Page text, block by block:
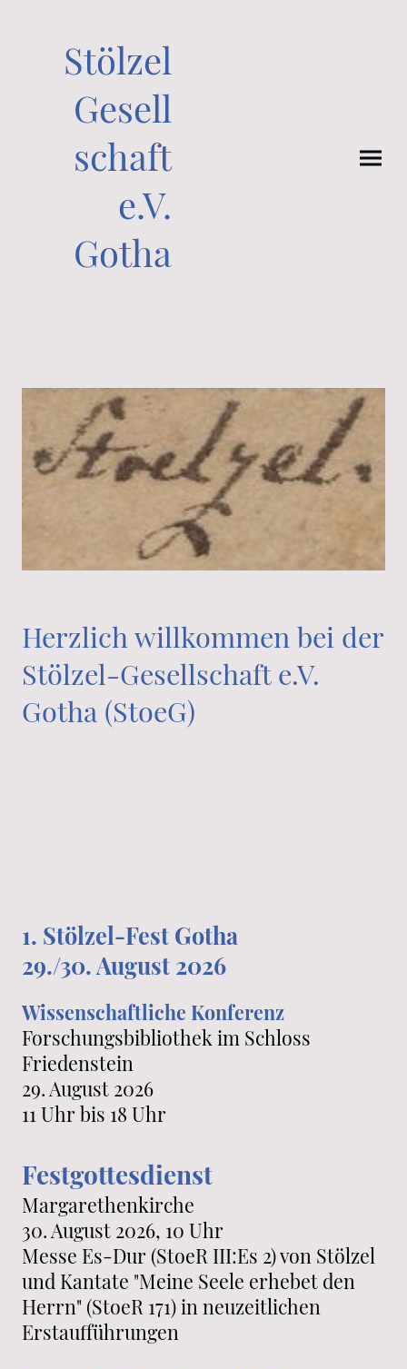
Stölzel
Gesell
schaft
e.V.
Gotha
Herzlich willkommen bei der
Stölzel-Gesellschaft e.V.
Gotha (StoeG)
1. Stölzel-Fest Gotha
29./30. August 2026
Wissenschaftliche Konferenz
Forschungsbibliothek im Schloss
Friedenstein
29. August 2026
11 Uhr bis 18 Uhr
Festgottesdienst
Margarethenkirche
30. August 2026, 10 Uhr
Messe Es-Dur (StoeR III:Es 2) von Stölzel
und Kantate "Meine Seele erhebet den
Herrn" (StoeR 171) in neuzeitlichen
Erstaufführungen